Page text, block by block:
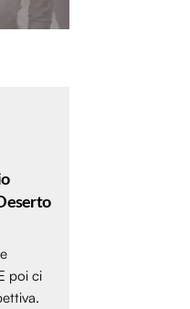
poi ci